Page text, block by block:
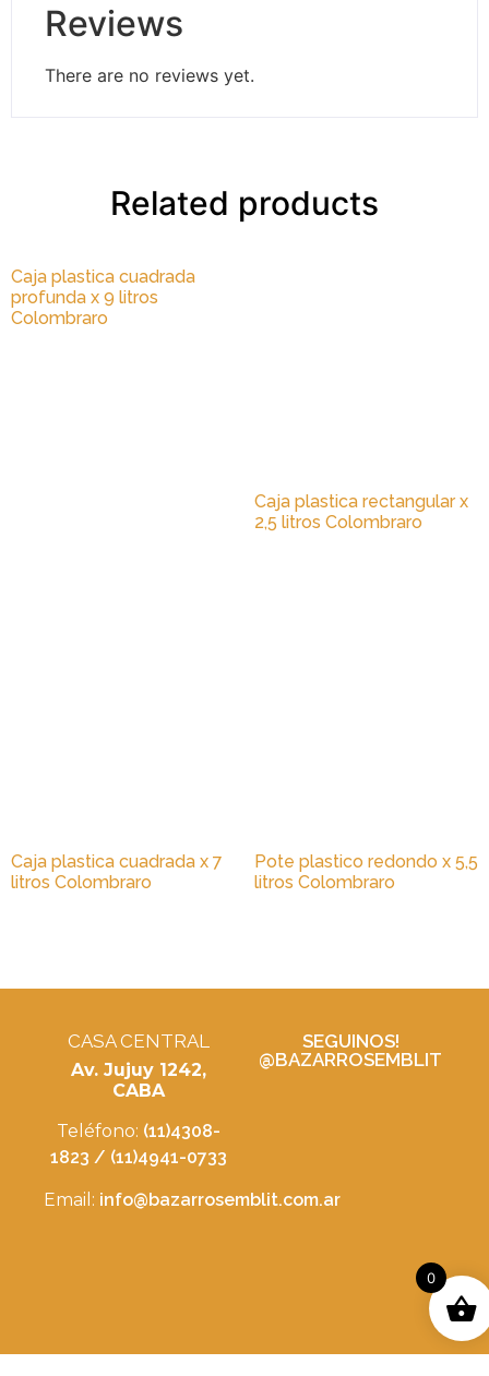
Reviews
There are no reviews yet.
Related products
Caja plastica cuadrada
profunda x 9 litros
Colombraro
Caja plastica rectangular x
2,5 litros Colombraro
Caja plastica cuadrada x 7
litros Colombraro
Pote plastico redondo x 5,5
litros Colombraro
CASA CENTRAL
Av. Jujuy 1242,
CABA
Teléfono: (11)4308-
1823 / (11)4941-0733
Email: info@bazarrosemblit.com.ar
SEGUINOS!
@BAZARROSEMBLIT
0